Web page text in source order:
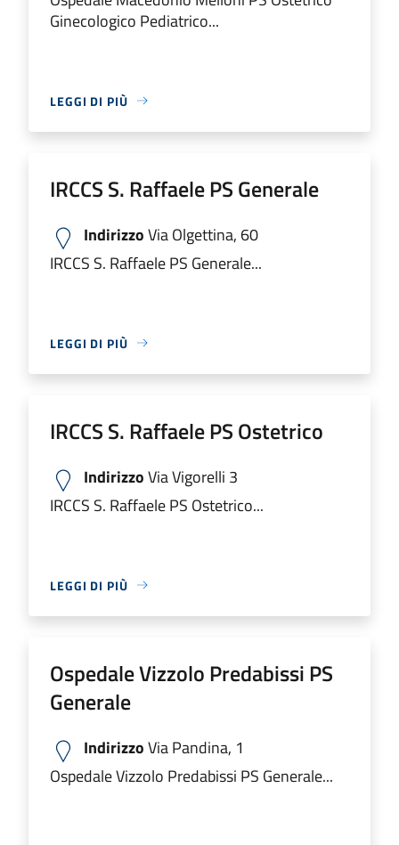
Ginecologico Pediatrico...
LEGGI DI PIÙ
IRCCS S. Raffaele PS Generale
IndirizzoVia Olgettina, 60
IRCCS S. Raffaele PS Generale...
LEGGI DI PIÙ
IRCCS S. Raffaele PS Ostetrico
IndirizzoVia Vigorelli 3
IRCCS S. Raffaele PS Ostetrico...
LEGGI DI PIÙ
Ospedale Vizzolo Predabissi PS
Generale
IndirizzoVia Pandina, 1
Ospedale Vizzolo Predabissi PS Generale...